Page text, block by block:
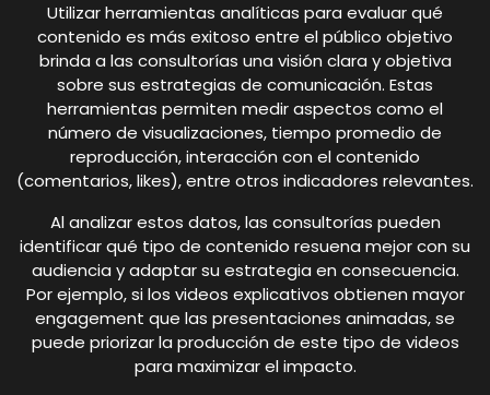
Utilizar herramientas analíticas para evaluar qué
contenido es más exitoso entre el público objetivo
brinda a las consultorías una visión clara y objetiva
sobre sus estrategias de comunicación. Estas
herramientas permiten medir aspectos como el
número de visualizaciones, tiempo promedio de
reproducción, interacción con el contenido
(comentarios, likes), entre otros indicadores relevantes.
Al analizar estos datos, las consultorías pueden
identificar qué tipo de contenido resuena mejor con su
audiencia y adaptar su estrategia en consecuencia.
Por ejemplo, si los videos explicativos obtienen mayor
engagement que las presentaciones animadas, se
puede priorizar la producción de este tipo de videos
para maximizar el impacto.